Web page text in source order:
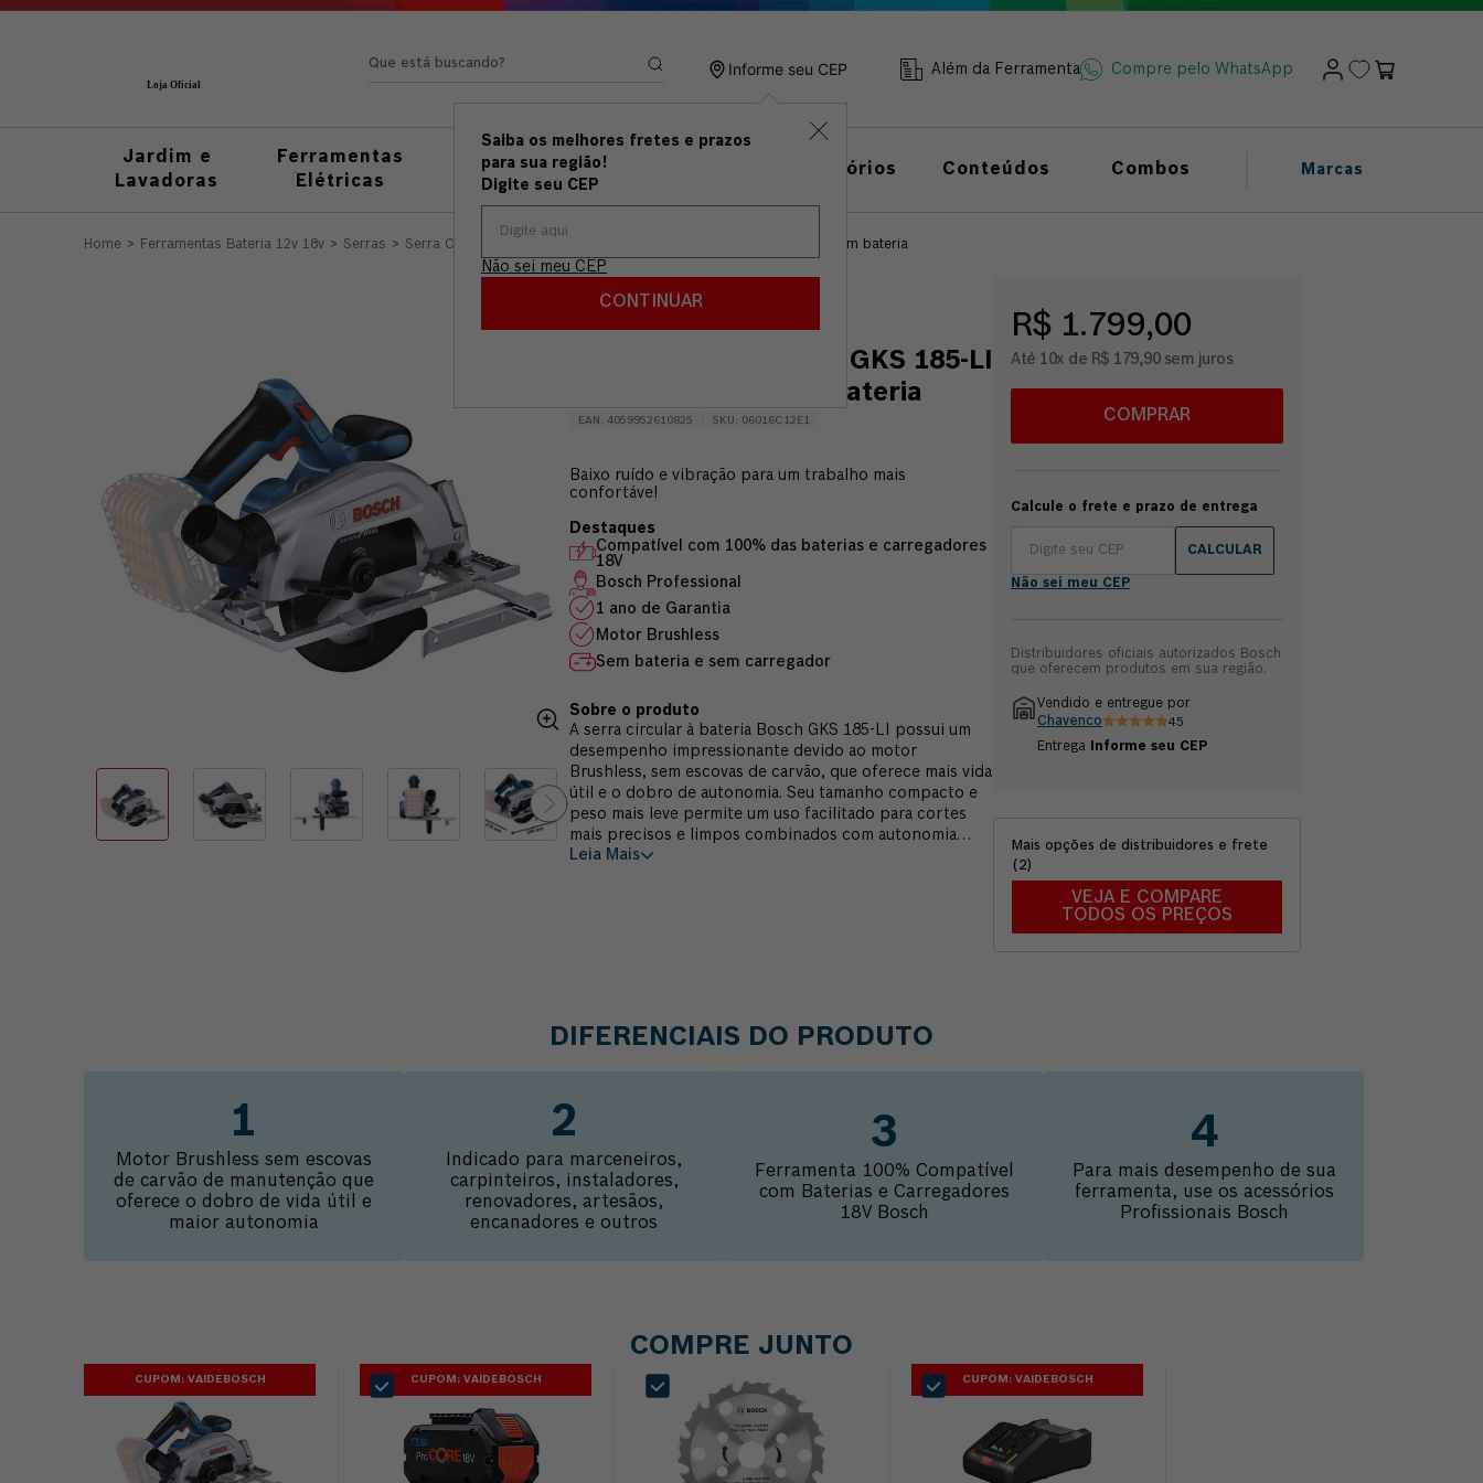
Que está buscando? Informe seu CEP
Saiba os melhores fretes e prazos
para sua região!
Digite seu CEP
Não sei meu CEP
CONTINUAR
Além da Ferramenta Compre pelo WhatsApp
Jardim e
Lavadoras
Ferramentas
Elétricas
Ferramentas
Manuais
Acessórios Conteúdos Combos Marcas
Ferramentas Bateria 12v 18v Serras Serra Circular Serra Circular Bosch GKS 185-LI 18V com disco Sem bateria
Serra Circular Bosch GKS 185-LI
18V com disco Sem bateria
EAN : 4059952610825 SKU : 06016C12E1
Baixo ruído e vibração para um trabalho mais
confortável
Compatível com 100% das baterias e carregadores
18V
Bosch Professional
1 ano de Garantia
Motor Brushless
Sem bateria e sem carregador
A serra circular à bateria Bosch GKS 185-LI possui um
desempenho impressionante devido ao motor
Brushless, sem escovas de carvão, que oferece mais vida
útil e o dobro de autonomia. Seu tamanho compacto e
peso mais leve permite um uso facilitado para cortes
mais precisos e limpos combinados com autonomia
maximizada da bateria! Além disso, a serra circular à
Garantia 1 ano Bosch.
Leia Mais
R$ 1.799,00
Até 10x de R$ 179,90 sem juros
COMPRAR
Calcule o frete e prazo de entrega
CALCULAR
Não sei meu CEP
Distribuidores oficiais autorizados Bosch
que oferecem produtos em sua região.
Vendido e entregue por
Chavenco
45
Entrega Informe seu CEP
Mais opções de distribuidores e frete
( 2)
VEJA E COMPARE
TODOS OS PREÇOS
DIFERENCIAIS DO PRODUTO
Motor Brushless sem escovas
de carvão de manutenção que
oferece o dobro de vida útil e
maior autonomia
Indicado para marceneiros,
carpinteiros, instaladores,
renovadores, artesãos,
encanadores e outros
Ferramenta 100% Compatível
com Baterias e Carregadores
18V Bosch
Para mais desempenho de sua
ferramenta, use os acessórios
Profissionais Bosch
COMPRE JUNTO
CUPOM: VAIDEBOSCH CUPOM: VAIDEBOSCH CUPOM: VAIDEBOSCH